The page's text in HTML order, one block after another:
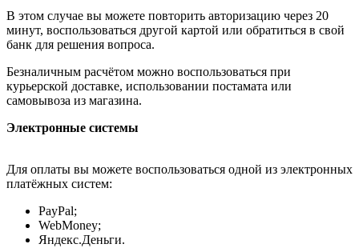
В этом случае вы можете повторить авторизацию через 20
минут, воспользоваться другой картой или обратиться в свой
банк для решения вопроса.
Безналичным расчётом можно воспользоваться при
курьерской доставке, использовании постамата или
самовывоза из магазина.
Электронные системы
Для оплаты вы можете воспользоваться одной из электронных
платёжных систем:
PayPal;
WebMoney;
Яндекс.Деньги.